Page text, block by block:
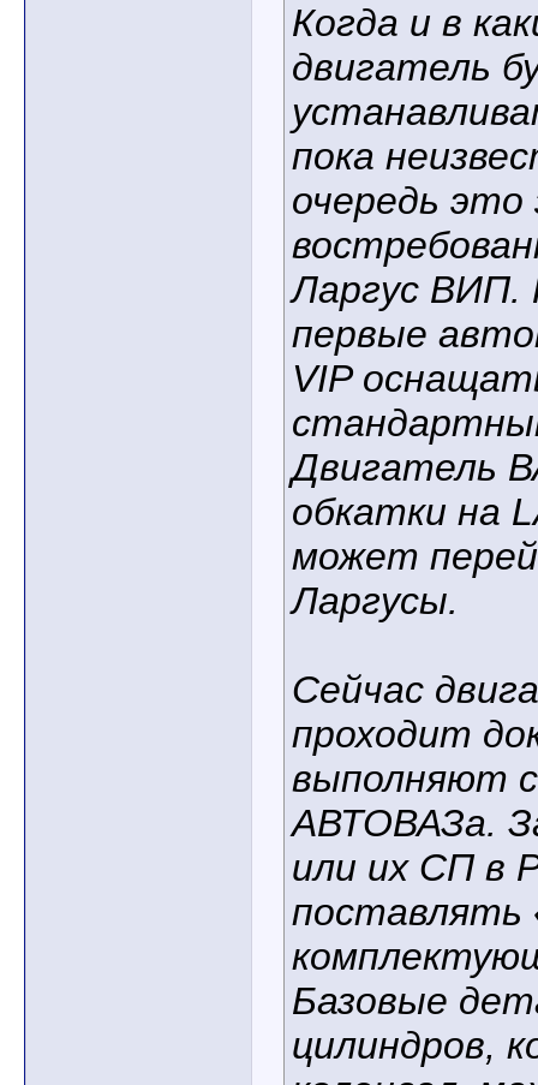
Когда и в
двигатель
пока
очередь
Ларгус ВИП.
первые
VIP
Двигатель
обкатки на
может
Ларгусы.
Сейчас
проходит
выполняют
АВТОВАЗа.
или их СП в
поставлять
Базовые
цилиндров,